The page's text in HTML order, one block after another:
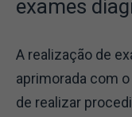
exames
A realização de
aprimorada com
de realizar